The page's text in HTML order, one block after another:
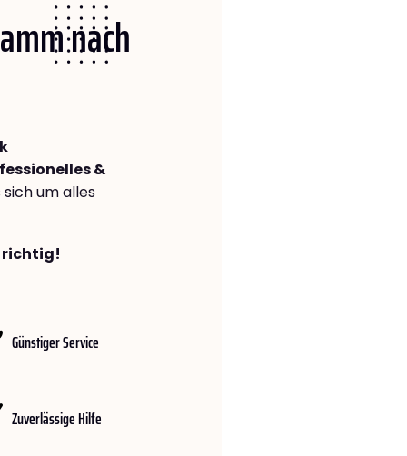
nach
&
sich um alles
richtig!
Günstiger Service
Zuverlässige Hilfe